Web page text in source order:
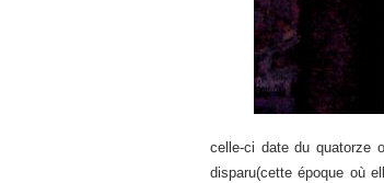
celle-ci date du quatorze
disparu(cette époque où